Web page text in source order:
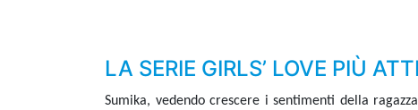
LA SERIE GIRLS’ LOVE PIÙ
Sumika, vedendo crescere i sentimenti della